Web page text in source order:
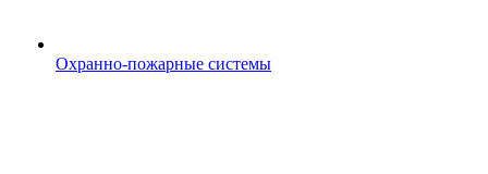
Охранно-пожарные системы